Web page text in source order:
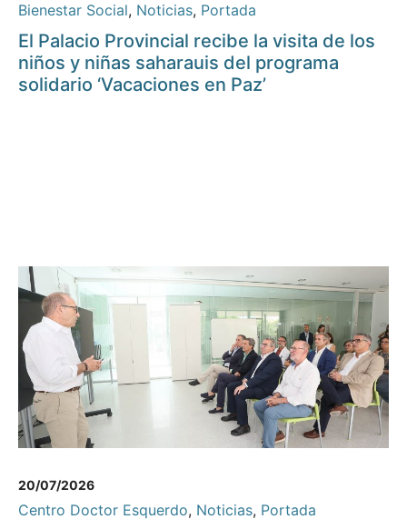
Bienestar Social, Noticias, Portada
El Palacio Provincial recibe la visita de los
niños y niñas saharauis del programa
solidario ‘Vacaciones en Paz’
20/07/2026
Centro Doctor Esquerdo, Noticias, Portada